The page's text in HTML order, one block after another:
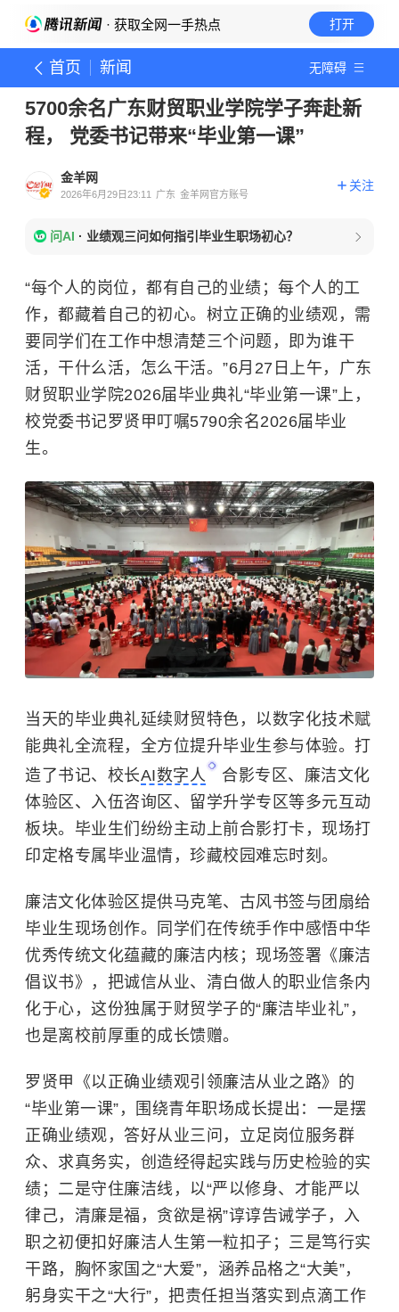
· 获取全网一手热点 打开
首页 新闻 无障碍
5700余名广东财贸职业学院学子奔赴新
程， 党委书记带来“毕业第一课”
金羊网
2026年6月29日23:11 广东 金羊网官方账号
关注
问AI · 业绩观三问如何指引毕业生职场初心？
“每个人的岗位，都有自己的业绩；每个人的工
作，都藏着自己的初心。树立正确的业绩观，需
要同学们在工作中想清楚三个问题，即为谁干
活，干什么活，怎么干活。”6月27日上午，广东
财贸职业学院2026届毕业典礼“毕业第一课”上，
校党委书记罗贤甲叮嘱5790余名2026届毕业
生。
当天的毕业典礼延续财贸特色，以数字化技术赋
能典礼全流程，全方位提升毕业生参与体验。打
造了书记、校长AI数字人
合影专区、廉洁文化
体验区、入伍咨询区、留学升学专区等多元互动
板块。毕业生们纷纷主动上前合影打卡，现场打
印定格专属毕业温情，珍藏校园难忘时刻。
廉洁文化体验区提供马克笔、古风书签与团扇给
毕业生现场创作。同学们在传统手作中感悟中华
优秀传统文化蕴藏的廉洁内核；现场签署《廉洁
倡议书》，把诚信从业、清白做人的职业信条内
化于心，这份独属于财贸学子的“廉洁毕业礼”，
也是离校前厚重的成长馈赠。
罗贤甲《以正确业绩观引领廉洁从业之路》的
“毕业第一课”，围绕青年职场成长提出：一是摆
正确业绩观，答好从业三问，立足岗位服务群
众、求真务实，创造经得起实践与历史检验的实
绩；二是守住廉洁线，以“严以修身、才能严以
律己，清廉是福，贪欲是祸”谆谆告诫学子，入
职之初便扣好廉洁人生第一粒扣子；三是笃行实
干路，胸怀家国之“大爱”，涵养品格之“大美”，
躬身实干之“大行”，把责任担当落实到点滴工作